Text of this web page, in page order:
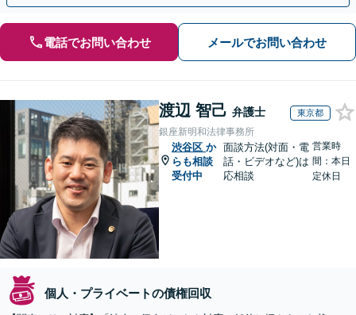
電話でお問い合わせ メールでお問い合わせ
渡辺 智己 弁護士 東京都
銀座新明和法律事務所
渋谷区 か
らも相談
受付中
面談方法(対面・電
話・ビデオなど)は
応相談
営業時
間：本日
定休日
個人・プライベートの債権回収